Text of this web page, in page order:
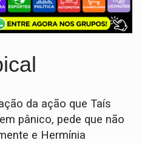
da ação que Taís
pânico, pede que não
e Hermínia